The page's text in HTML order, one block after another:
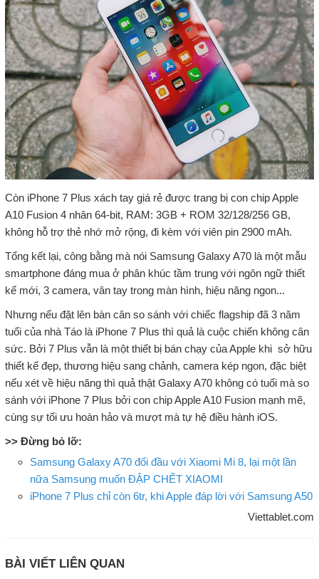
Còn iPhone 7 Plus xách tay giá rẻ được trang bị con chip Apple
A10 Fusion 4 nhân 64-bit, RAM: 3GB + ROM 32/128/256 GB,
không hỗ trợ thẻ nhớ mở rộng, đi kèm với viên pin 2900 mAh.
Tổng kết lại, công bằng mà nói Samsung Galaxy A70 là một mẫu
smartphone đáng mua ở phân khúc tầm trung với ngôn ngữ thiết
kế mới, 3 camera, vân tay trong màn hình, hiệu năng ngon...
Nhưng nếu đặt lên bàn cân so sánh với chiếc flagship đã 3 năm
tuổi của nhà Táo là iPhone 7 Plus thì quả là cuộc chiến không cân
sức. Bởi 7 Plus vẫn là một thiết bị bán chạy của Apple khi sở hữu
thiết kế đẹp, thương hiệu sang chảnh, camera kép ngon, đặc biệt
nếu xét về hiệu năng thì quả thật Galaxy A70 không có tuổi mà so
sánh với iPhone 7 Plus bởi con chip Apple A10 Fusion mạnh mẽ,
cùng sự tối ưu hoàn hảo và mượt mà tự hệ điều hành iOS.
>> Đừng bỏ lỡ:
Samsung Galaxy A70 đối đầu với Xiaomi Mi 8, lại một lần
nữa Samsung muốn ĐẬP CHẾT XIAOMI
iPhone 7 Plus chỉ còn 6tr, khi Apple đáp lời với Samsung A50
Viettablet.com
BÀI VIẾT LIÊN QUAN